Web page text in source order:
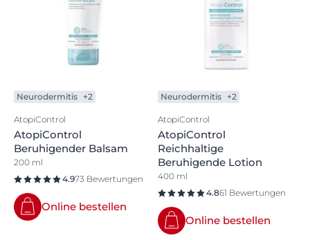
Neurodermitis +2
AtopiControl
AtopiControl
Beruhigender Balsam
200 ml
4.973 Bewertungen
Online bestellen
Neurodermitis +2
AtopiControl
AtopiControl
Reichhaltige
Beruhigende Lotion
400 ml
4.861 Bewertungen
Online bestellen